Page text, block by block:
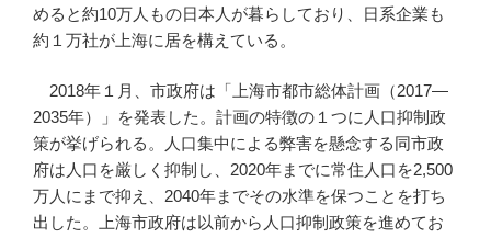
めると約10万人もの日本人が暮らしており、日系企業も
約１万社が上海に居を構えている。
2018年１月、市政府は「上海市都市総体計画（2017—
2035年）」を発表した。計画の特徴の１つに人口抑制政
策が挙げられる。人口集中による弊害を懸念する同市政
府は人口を厳しく抑制し、2020年までに常住人口を2,500
万人にまで抑え、2040年までその水準を保つことを打ち
出した。上海市政府は以前から人口抑制政策を進めてお